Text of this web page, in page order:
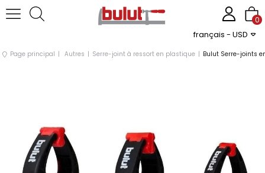
français - USD
0
Page principal Autres Serre-joint à ressort en plastique Bulut Serre-joints